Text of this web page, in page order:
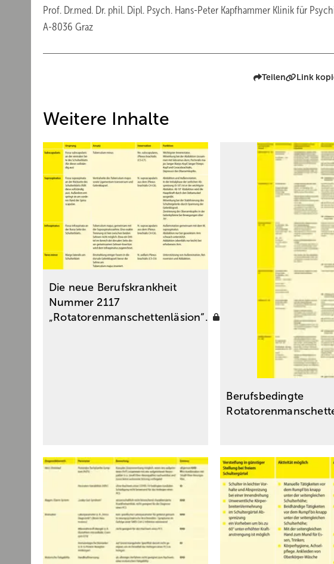
Prof. Dr.med. Dr. phil. Dipl. Psych. Hans-Peter Kapfhammer Klinik für
A-8036 Graz
Teilen Link
Weitere Inhalte
Die neue Berufskrankheit
Nummer 2117
„Rotatorenmanschettenläsion“.
Berufsbedingte